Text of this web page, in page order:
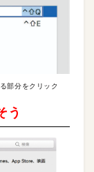
部分をクリック
う